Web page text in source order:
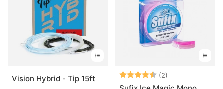
Vision Hybrid - Tip 15ft
Note: (2)